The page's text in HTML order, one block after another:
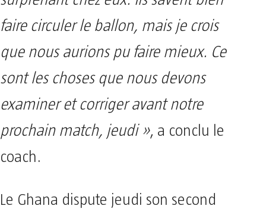
faire circuler le ballon, mais je crois
que nous aurions pu faire mieux. Ce
sont les choses que nous devons
examiner et corriger avant notre
prochain match, jeudi », a conclu le
coach.
Le Ghana dispute jeudi son second